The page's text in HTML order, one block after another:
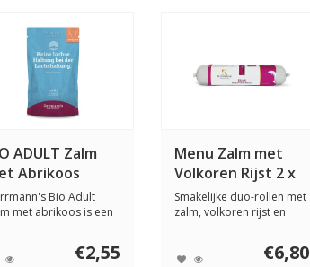
ADULT Zalm
Abrikoos
Bio Adult
met abrikoos is een
€2,55
Menu Zalm met
Volkoren Rijst 2 x
400 gram
Smakelijke duo-rollen met
zalm, volkoren rijst en
€6,80